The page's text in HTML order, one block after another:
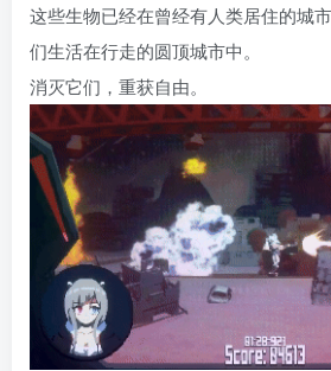
这些生物已经在曾经有人类居住的城
们生活在行走的圆顶城市中。
消灭它们，重获自由。